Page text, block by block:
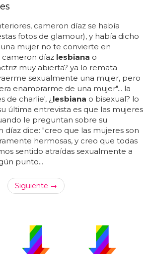
cameron díaz se había
fotos de glamour), y había dicho
mujer no te convierte en
cameron díaz lesbiana o
muy abierta? ya lo remata
sexualmente una mujer, pero
enamorarme de una mujer"... la
de charlie', ¿ lesbiana o bisexual? lo
última entrevista es que las mujeres
le preguntan sobre su
díaz dice: "creo que las mujeres son
hermosas, y creo que todas
sentido atraídas sexualmente a
punto...
Siguiente →